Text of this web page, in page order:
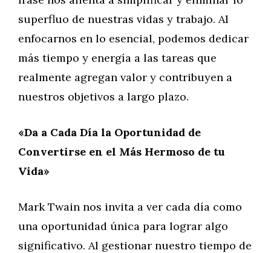
superfluo de nuestras vidas y trabajo. Al
enfocarnos en lo esencial, podemos dedicar
más tiempo y energía a las tareas que
realmente agregan valor y contribuyen a
nuestros objetivos a largo plazo.
«Da a Cada Día la Oportunidad de
Convertirse en el Más Hermoso de tu
Vida»
Mark Twain nos invita a ver cada día como
una oportunidad única para lograr algo
significativo. Al gestionar nuestro tiempo de